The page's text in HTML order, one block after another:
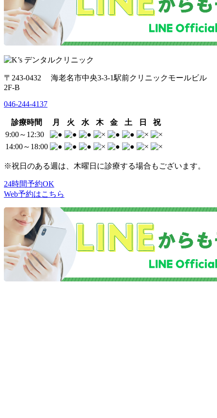
〒243-0432 海老名市中央3-3-1駅前クリニックモールビル
2F-B
046-244-4137
診療時間 月 火 水 木 金 土 日
祝
9:00～12:30
14:00～18:00
※祝日のある週は、木曜日に診療する場合もございます。
24時間予約OK
Web予約はこちら